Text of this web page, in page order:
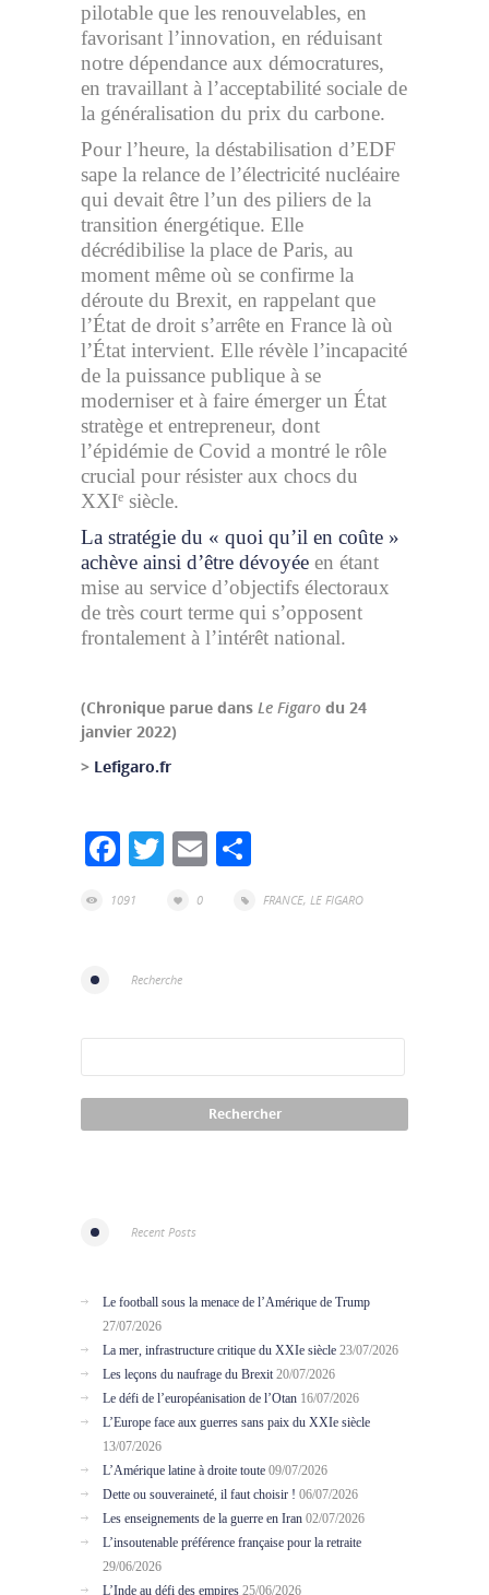
pilotable que les renouvelables, en
favorisant l’innovation, en réduisant
notre dépendance aux démocratures,
en travaillant à l’acceptabilité sociale de
la généralisation du prix du carbone.
Pour l’heure, la déstabilisation d’EDF
sape la relance de l’électricité nucléaire
qui devait être l’un des piliers de la
transition énergétique. Elle
décrédibilise la place de Paris, au
moment même où se confirme la
déroute du Brexit, en rappelant que
l’État de droit s’arrête en France là où
l’État intervient. Elle révèle l’incapacité
de la puissance publique à se
moderniser et à faire émerger un État
stratège et entrepreneur, dont
l’épidémie de Covid a montré le rôle
crucial pour résister aux chocs du
XXIe siècle.
La stratégie du « quoi qu’il en coûte »
achève ainsi d’être dévoyée en étant
mise au service d’objectifs électoraux
de très court terme qui s’opposent
frontalement à l’intérêt national.
(Chronique parue dans Le Figaro du 24
janvier 2022)
> Lefigaro.fr
Facebook
TwitterEmail
1091 0 FRANCE, LE FIGARO
Recherche
Recent Posts
Le football sous la menace de l’Amérique de Trump
27/07/2026
La mer, infrastructure critique du XXIe siècle 23/07/2026
Les leçons du naufrage du Brexit 20/07/2026
Le défi de l’européanisation de l’Otan 16/07/2026
L’Europe face aux guerres sans paix du XXIe siècle
13/07/2026
L’Amérique latine à droite toute 09/07/2026
Dette ou souveraineté, il faut choisir ! 06/07/2026
Les enseignements de la guerre en Iran 02/07/2026
L’insoutenable préférence française pour la retraite
29/06/2026
L’Inde au défi des empires 25/06/2026